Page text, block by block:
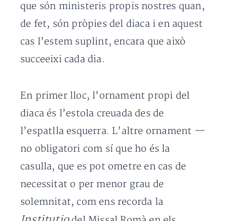
que són ministeris propis nostres quan,
de fet, són pròpies del diaca i en aquest
cas l’estem suplint, encara que això
succeeixi cada dia.
En primer lloc, l’ornament propi del
diaca és l’estola creuada des de
l’espatlla esquerra. L’altre ornament —
no obligatori com sí que ho és la
casulla, que es pot ometre en cas de
necessitat o per menor grau de
solemnitat, com ens recorda la